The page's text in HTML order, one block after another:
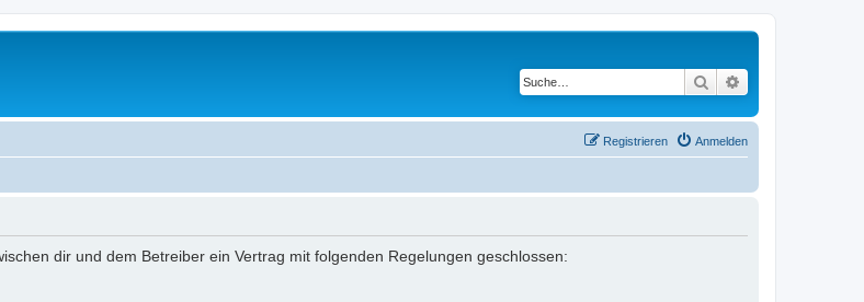
Suche
Anmelden
Registrieren
dir und dem Betreiber ein Vertrag mit folgenden Regelungen geschlossen: